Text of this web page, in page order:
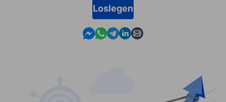
Loslegen
Contact us in Messenger
Contact us in WhatsApp
Contact us in Telegram
Contact us in Linkedin
Contact us by email